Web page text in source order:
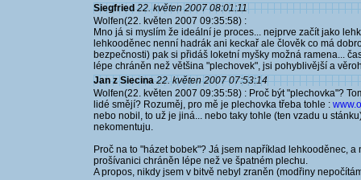
Siegfried 22. květen 2007 08:01:11
Wolfen(22. květen 2007 09:35:58) :
Mno já si myslím že ideální je proces... nejprve začít jako
lehkooděnec nenní hadrák ani keckař ale člověk co má
bezpečnosti) pak si přidáš loketní myšky možná ramena...
lépe chráněn než většina "plechovek", jsi pohyblivější a
Jan z Siecina 22. květen 2007 07:53:14
Wolfen(22. květen 2007 09:35:58) : Proč být "plechovka"?
lidé smějí? Rozuměj, pro mě je plechovka třeba tohle :
nebo nobil, to už je jiná... nebo taky tohle (ten vzadu u
nekomentuju.
Proč na to "házet bobek"? Já jsem například lehkooděnec,
prošívanici chráněn lépe než ve špatném plechu.
A propos, nikdy jsem v bitvě nebyl zraněn (modřiny